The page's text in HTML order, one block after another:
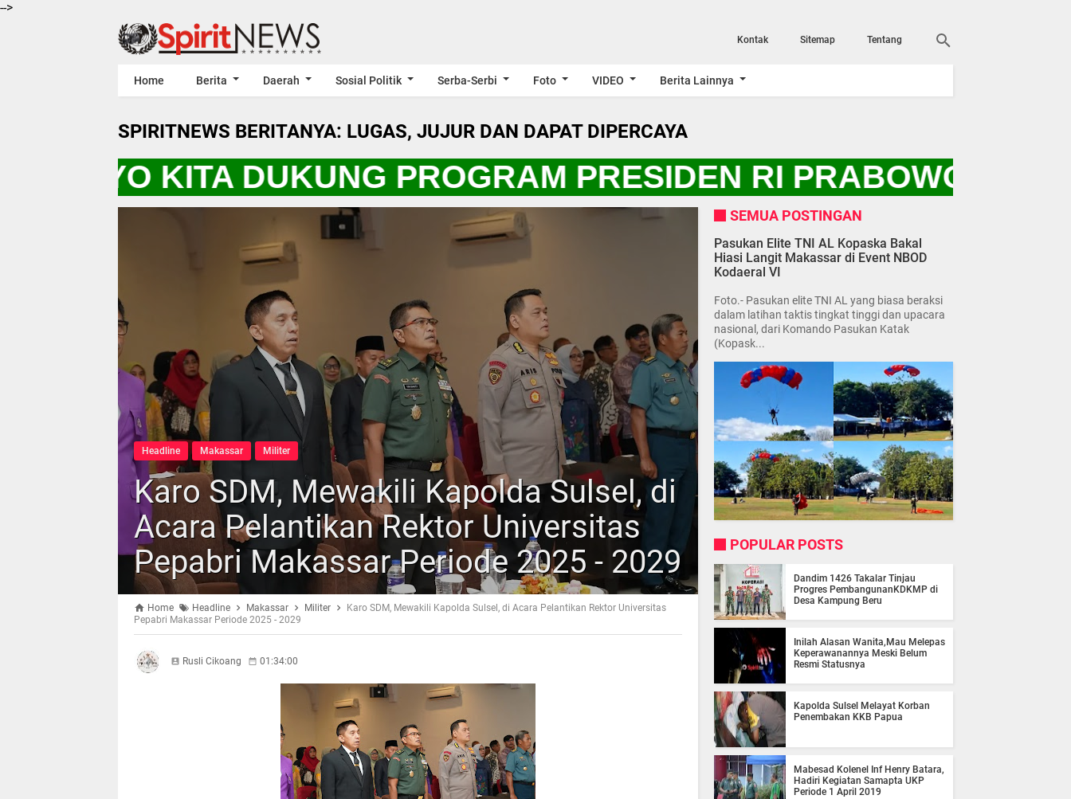
-->
Kontak Sitemap Tentang
Home Berita Daerah Sosial Politik Serba-Serbi Foto VIDEO Berita Lainnya
SPIRITNEWS BERITANYA: LUGAS, JUJUR DAN DAPAT DIPERCAYA
"AYO KITA DUKUNG PROGRAM PRESIDEN RI PRABOWO
Headline Makassar Militer
Karo SDM, Mewakili Kapolda Sulsel, di
Acara Pelantikan Rektor Universitas
Pepabri Makassar Periode 2025 - 2029
Home Headline Makassar Militer
Karo SDM, Mewakili Kapolda Sulsel, di Acara Pelantikan Rektor Universitas
Pepabri Makassar Periode 2025 - 2029
Rusli Cikoang 01:34:00
SEMUA POSTINGAN
Pasukan Elite TNI AL Kopaska Bakal
Hiasi Langit Makassar di Event NBOD
Kodaeral VI
Foto.- Pasukan elite TNI AL yang biasa beraksi
dalam latihan taktis tingkat tinggi dan upacara
nasional, dari Komando Pasukan Katak
(Kopask...
POPULAR POSTS
Dandim 1426 Takalar Tinjau
Progres PembangunanKDKMP di
Desa Kampung Beru
Inilah Alasan Wanita,Mau Melepas
Keperawanannya Meski Belum
Resmi Statusnya
Kapolda Sulsel Melayat Korban
Penembakan KKB Papua
Mabesad Kolenel Inf Henry Batara,
Hadiri Kegiatan Samapta UKP
Periode 1 April 2019